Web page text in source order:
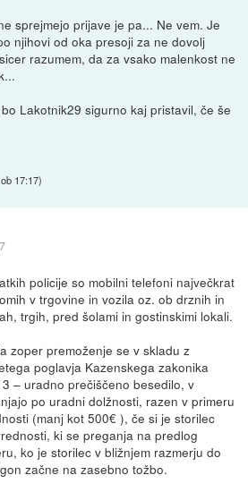
sprejmejo prijave je pa... Ne vem. Je
njihovi od oka presoji za ne dovolj
razumem, da za vsako malenkost ne
Lakotnik29 sigurno kaj pristavil, če še
17:17)
policije so mobilni telefoni največkrat
v trgovine in vozila oz. ob drznih in
trgih, pred šolami in gostinskimi lokali.
zoper premoženje se v skladu z
poglavja Kazenskega zakonika
– uradno prečiščeno besedilo, v
po uradni dolžnosti, razen v primeru
(manj kot 500€ ), če si je storilec
ki se preganja na predlog
ko je storilec v bližnjem razmerju do
začne na zasebno tožbo.